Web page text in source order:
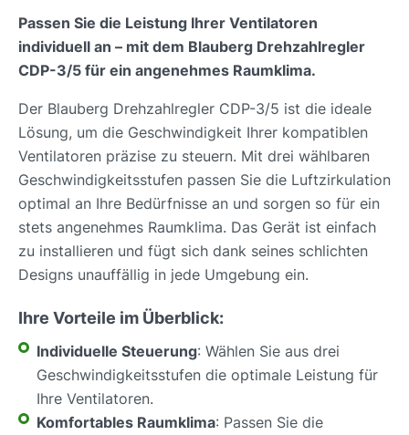
Passen Sie die Leistung Ihrer Ventilatoren
individuell an – mit dem Blauberg Drehzahlregler
CDP-3/5 für ein angenehmes Raumklima.
Der Blauberg Drehzahlregler CDP-3/5 ist die ideale
Lösung, um die Geschwindigkeit Ihrer kompatiblen
Ventilatoren präzise zu steuern. Mit drei wählbaren
Geschwindigkeitsstufen passen Sie die Luftzirkulation
optimal an Ihre Bedürfnisse an und sorgen so für ein
stets angenehmes Raumklima. Das Gerät ist einfach
zu installieren und fügt sich dank seines schlichten
Designs unauffällig in jede Umgebung ein.
Ihre Vorteile im Überblick:
Individuelle Steuerung: Wählen Sie aus drei
Geschwindigkeitsstufen die optimale Leistung für
Ihre Ventilatoren.
Komfortables Raumklima: Passen Sie die